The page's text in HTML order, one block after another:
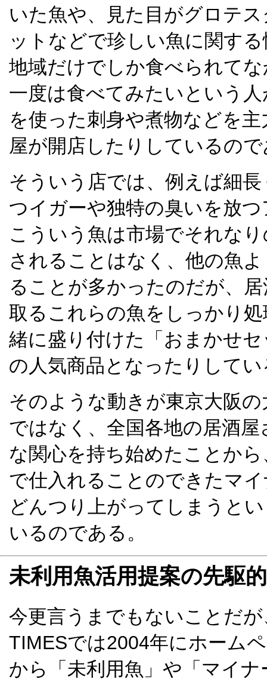
いた魚や、見た目がグロテ
ットなどで珍しい魚に関す
地域だけでしか食べられて
一度は食べてみたいという
を使った刺身や煮物などを
屋が開店したりしているの
そういう店では、例えば細
つイガーや独特の臭いを放
こういう魚は市場でそれな
されることはなく、他の魚
ることが多かったのだが、
取るこれらの魚をしっかり
緒に盛り付けた「おまかせ
の人気商品となったりして
そのような動きが東京大阪
ではなく、全国各地の居酒
な関心を持ち始めたことか
で仕入れることのできたマ
どんつり上がってしまうと
いるのである。
未利用魚活用提案の先駆
今更言うまでもないことだ
TIMESでは2004年にホーム
から「未利用魚」や「マイ